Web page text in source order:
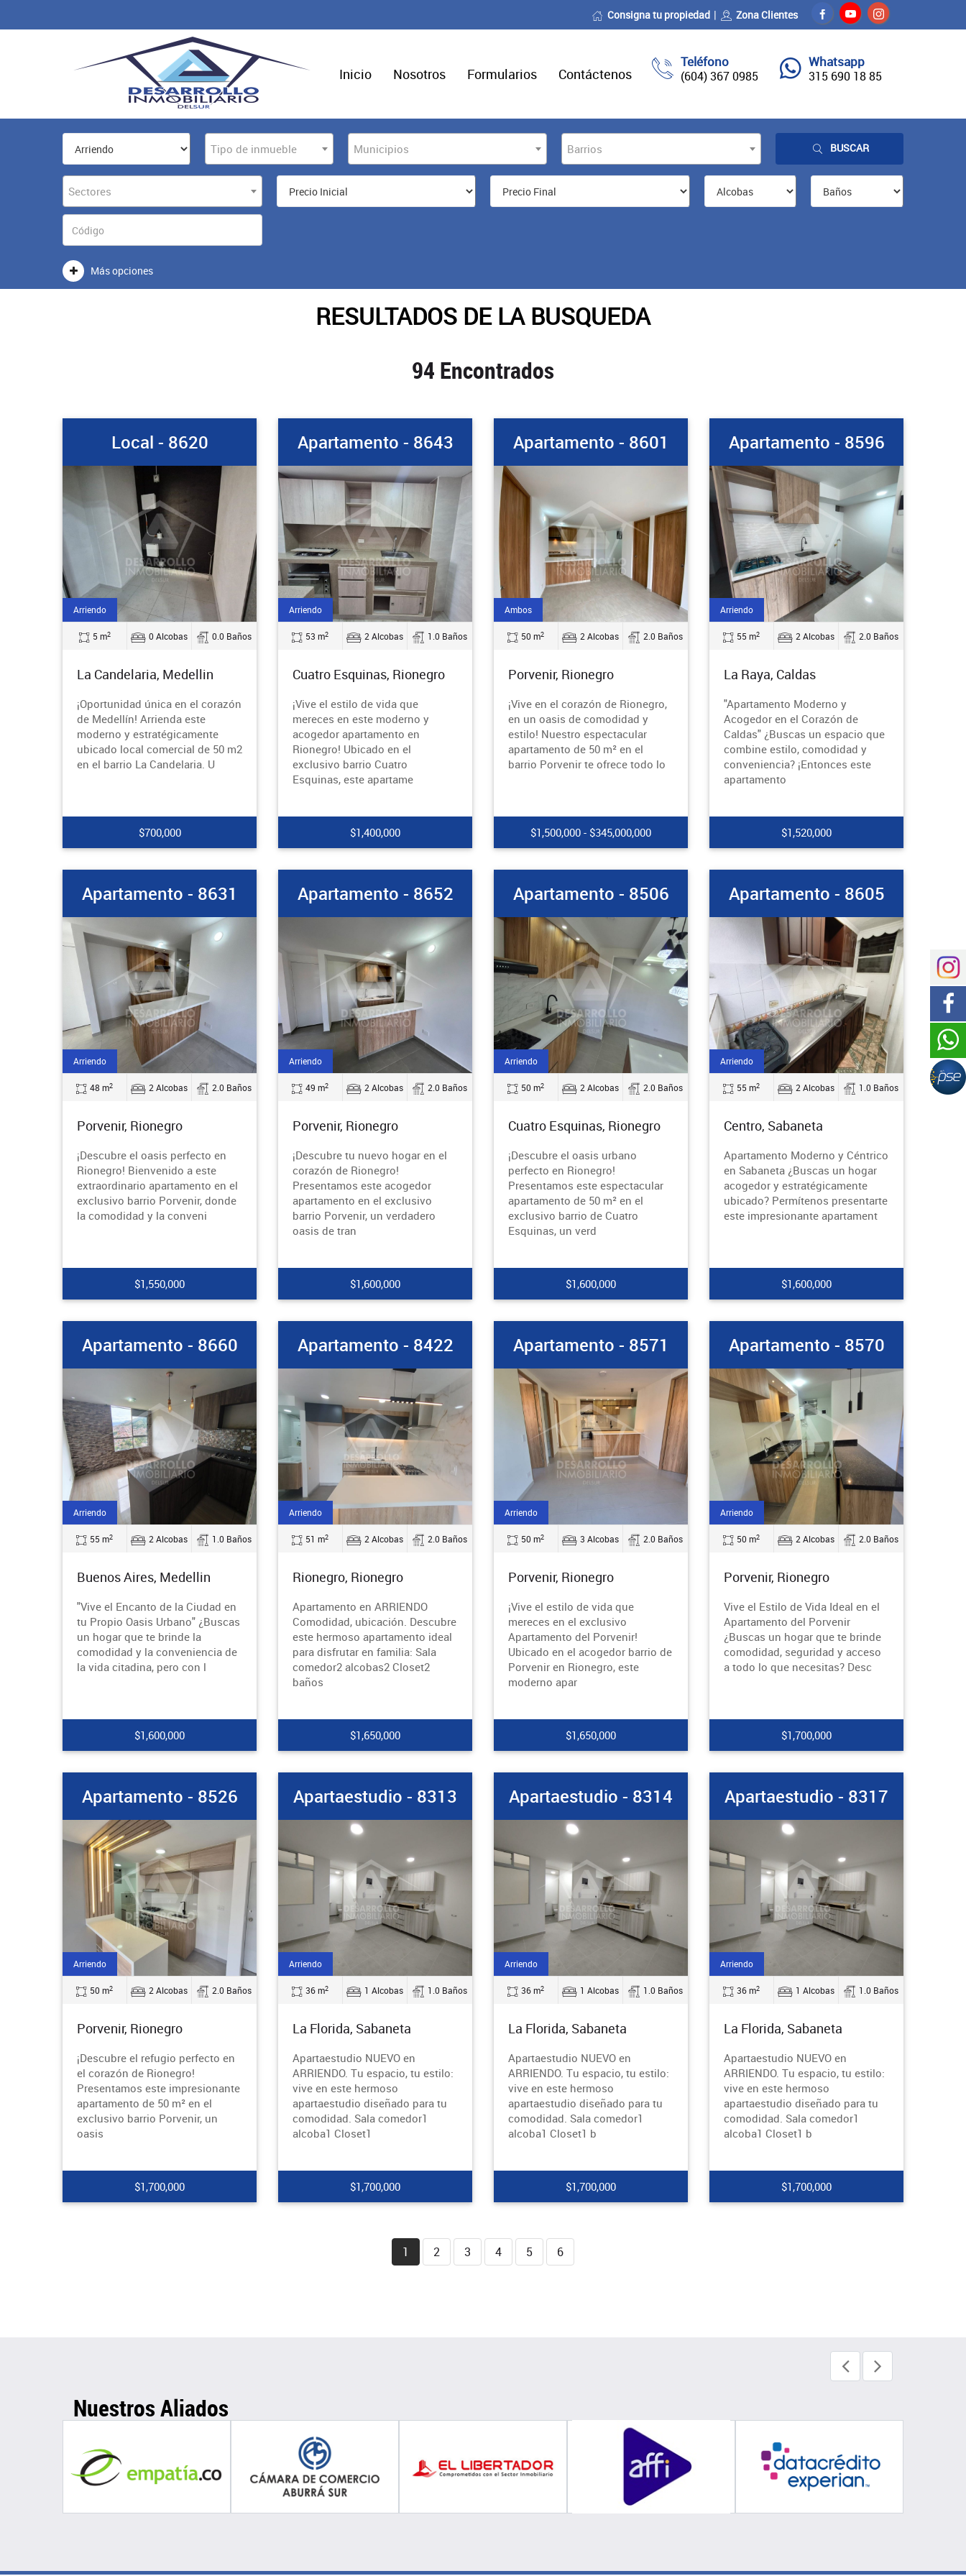
Consigna tu propiedad Zona Clientes
Teléfono
(604) 367 0985
Whatsapp
315 690 18 85
Inicio Nosotros Formularios Contáctenos
Tipo de inmueble Municipios Barrios BUSCAR
Sectores
Más opciones
RESULTADOS DE LA BUSQUEDA
94 Encontrados
Local - 8620
Arriendo
5 m2 0 Alcobas 0.0 Baños
La Candelaria, Medellin
¡Oportunidad única en el corazón
de Medellín! Arrienda este
moderno y estratégicamente
ubicado local comercial de 50 m2
en el barrio La Candelaria. U
$700,000
Apartamento - 8643
Arriendo
53 m2 2 Alcobas 1.0 Baños
Cuatro Esquinas, Rionegro
¡Vive el estilo de vida que
mereces en este moderno y
acogedor apartamento en
Rionegro! Ubicado en el
exclusivo barrio Cuatro
Esquinas, este apartame
$1,400,000
Apartamento - 8601
Ambos
50 m2 2 Alcobas 2.0 Baños
Porvenir, Rionegro
¡Vive en el corazón de Rionegro,
en un oasis de comodidad y
estilo! Nuestro espectacular
apartamento de 50 m² en el
barrio Porvenir te ofrece todo lo
$1,500,000 - $345,000,000
Apartamento - 8596
Arriendo
55 m2 2 Alcobas 2.0 Baños
La Raya, Caldas
"Apartamento Moderno y
Acogedor en el Corazón de
Caldas" ¿Buscas un espacio que
combine estilo, comodidad y
conveniencia? ¡Entonces este
apartamento
$1,520,000
Apartamento - 8631
Arriendo
48 m2 2 Alcobas 2.0 Baños
Porvenir, Rionegro
¡Descubre el oasis perfecto en
Rionegro! Bienvenido a este
extraordinario apartamento en el
exclusivo barrio Porvenir, donde
la comodidad y la conveni
$1,550,000
Apartamento - 8652
Arriendo
49 m2 2 Alcobas 2.0 Baños
Porvenir, Rionegro
¡Descubre tu nuevo hogar en el
corazón de Rionegro!
Presentamos este acogedor
apartamento en el exclusivo
barrio Porvenir, un verdadero
oasis de tran
$1,600,000
Apartamento - 8506
Arriendo
50 m2 2 Alcobas 2.0 Baños
Cuatro Esquinas, Rionegro
¡Descubre el oasis urbano
perfecto en Rionegro!
Presentamos este espectacular
apartamento de 50 m² en el
exclusivo barrio de Cuatro
Esquinas, un verd
$1,600,000
Apartamento - 8605
Arriendo
55 m2 2 Alcobas 1.0 Baños
Centro, Sabaneta
Apartamento Moderno y Céntrico
en Sabaneta ¿Buscas un hogar
acogedor y estratégicamente
ubicado? Permítenos presentarte
este impresionante apartament
$1,600,000
Apartamento - 8660
Arriendo
55 m2 2 Alcobas 1.0 Baños
Buenos Aires, Medellin
"Vive el Encanto de la Ciudad en
tu Propio Oasis Urbano" ¿Buscas
un hogar que te brinde la
comodidad y la conveniencia de
la vida citadina, pero con l
$1,600,000
Apartamento - 8422
Arriendo
51 m2 2 Alcobas 2.0 Baños
Rionegro, Rionegro
Apartamento en ARRIENDO
Comodidad, ubicación. Descubre
este hermoso apartamento ideal
para disfrutar en familia: Sala
comedor2 alcobas2 Closet2
baños
$1,650,000
Apartamento - 8571
Arriendo
50 m2 3 Alcobas 2.0 Baños
Porvenir, Rionegro
¡Vive el estilo de vida que
mereces en el exclusivo
Apartamento del Porvenir!
Ubicado en el acogedor barrio de
Porvenir en Rionegro, este
moderno apar
$1,650,000
Apartamento - 8570
Arriendo
50 m2 2 Alcobas 2.0 Baños
Porvenir, Rionegro
Vive el Estilo de Vida Ideal en el
Apartamento del Porvenir
¿Buscas un hogar que te brinde
comodidad, seguridad y acceso
a todo lo que necesitas? Desc
$1,700,000
Apartamento - 8526
Arriendo
50 m2 2 Alcobas 2.0 Baños
Porvenir, Rionegro
¡Descubre el refugio perfecto en
el corazón de Rionegro!
Presentamos este impresionante
apartamento de 50 m² en el
exclusivo barrio Porvenir, un
oasis
$1,700,000
Apartaestudio - 8313
Arriendo
36 m2 1 Alcobas 1.0 Baños
La Florida, Sabaneta
Apartaestudio NUEVO en
ARRIENDO. Tu espacio, tu estilo:
vive en este hermoso
apartaestudio diseñado para tu
comodidad. Sala comedor1
alcoba1 Closet1
$1,700,000
Apartaestudio - 8314
Arriendo
36 m2 1 Alcobas 1.0 Baños
La Florida, Sabaneta
Apartaestudio NUEVO en
ARRIENDO. Tu espacio, tu estilo:
vive en este hermoso
apartaestudio diseñado para tu
comodidad. Sala comedor1
alcoba1 Closet1 b
$1,700,000
Apartaestudio - 8317
Arriendo
36 m2 1 Alcobas 1.0 Baños
La Florida, Sabaneta
Apartaestudio NUEVO en
ARRIENDO. Tu espacio, tu estilo:
vive en este hermoso
apartaestudio diseñado para tu
comodidad. Sala comedor1
alcoba1 Closet1 b
$1,700,000
1 2 3 4 5 6
Nuestros Aliados